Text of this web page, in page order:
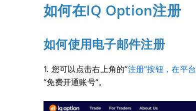
如何在IQ Option注册
如何使用电子邮件注册
1. 您可以点击右上角的“注册”按钮，在平
“免费开通账号”。